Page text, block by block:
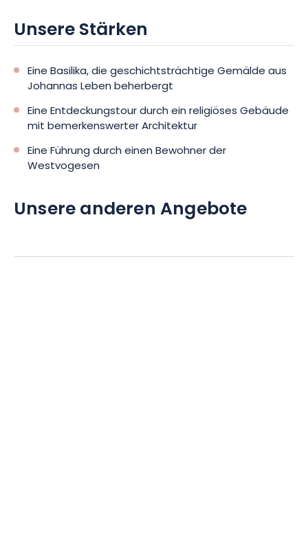
Unsere Stärken
Eine Basilika, die geschichtsträchtige Gemälde aus
Johannas Leben beherbergt
Eine Entdeckungstour durch ein religiöses Gebäude
mit bemerkenswerter Architektur
Eine Führung durch einen Bewohner der
Westvogesen
Unsere anderen Angebote